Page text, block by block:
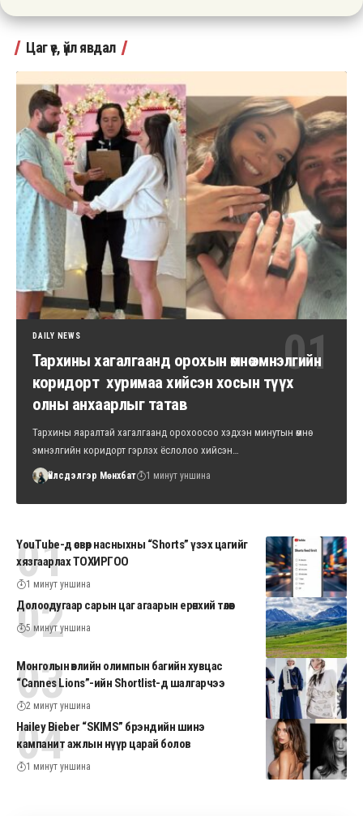
Цаг үе, үйл явдал
DAILY NEWS
Тархины хагалгаанд орохын өмнө эмнэлгийн
коридорт хуримаа хийсэн хосын түүх
олны анхаарлыг татав
Тархины яаралтай хагалгаанд орохоосоо хэдхэн минутын өмнө
эмнэлгийн коридорт гэрлэх ёслолоо хийсэн…
Үйлсдэлгэр Мөнхбат 1 минут уншина
YouTube-д өсвөр насныхны “Shorts” үзэх цагийг
хязгаарлах ТОХИРГОО
1 минут уншина
Долоодугаар сарын цаг агаарын ерөнхий төлөв
5 минут уншина
Монголын өвлийн олимпын багийн хувцас
“Cannes Lions”-ийн Shortlist-д шалгарчээ
2 минут уншина
Hailey Bieber “SKIMS” брэндийн шинэ
кампанит ажлын нүүр царай болов
1 минут уншина